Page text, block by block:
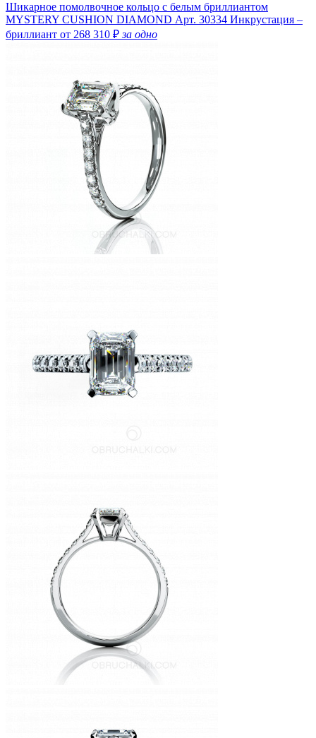
Шикарное помолвочное кольцо с белым бриллиантом
MYSTERY CUSHION DIAMOND Арт. 30334 Инкрустация –
бриллиант от 268 310 ₽за одно